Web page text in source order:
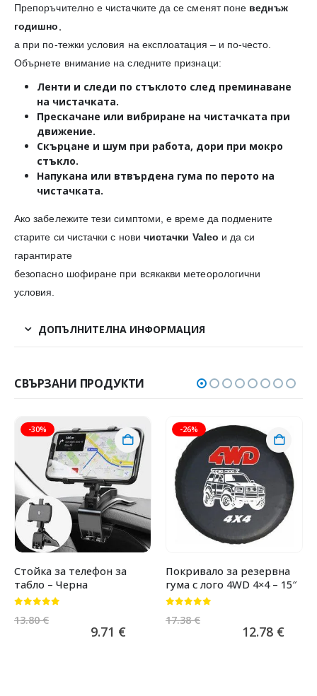
Препоръчително е чистачките да се сменят поне веднъж
годишно
а при по-тежки условия на експлоатация – и по-често.
Обърнете внимание на следните признаци:
Ленти и следи по стъклото след преминаване
на чистачката.
Прескачане или вибриране на чистачката при
движение.
Скърцане и шум при работа, дори при мокро
стъкло.
Напукана или втвърдена гума по перото на
чистачката.
Ако забележите тези симптоми, е време да подмените
старите си чистачки с нови чистачки Valeo и да си
гарантирате
безопасно шофиране при всякакви метеорологични
условия.
ДОПЪЛНИТЕЛНА ИНФОРМАЦИЯ
СВЪРЗАНИ ПРОДУКТИ
-30%
Стойка за телефон за
табло – Черна
13.80€
9.71 €
-26%
Покривало за резервна
гума с лого 4WD 4×4 – 15″
17.38€
12.78 €